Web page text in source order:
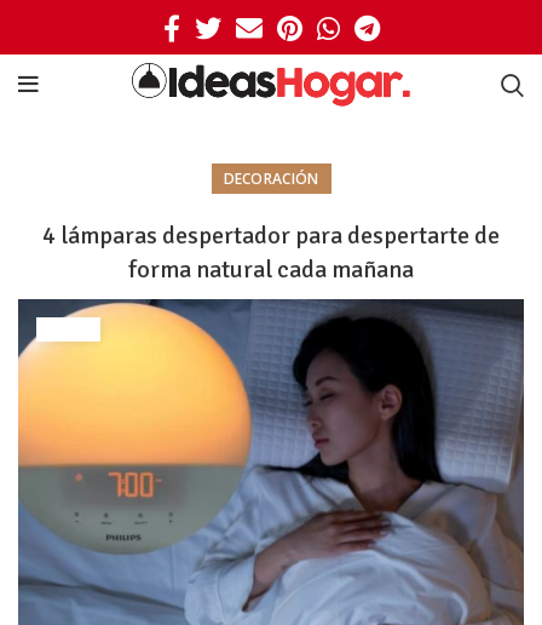
DECORACIÓN
4 lámparas despertador para despertarte de
forma natural cada mañana